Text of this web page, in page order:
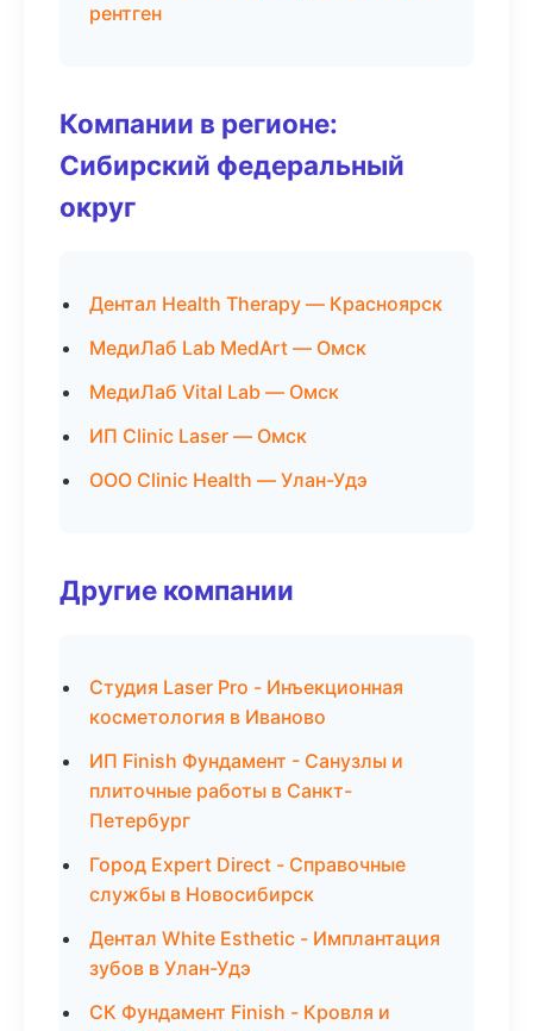
рентген
Компании в регионе:
Сибирский федеральный
округ
Дентал Health Therapy — Красноярск
МедиЛаб Lab MedArt — Омск
МедиЛаб Vital Lab — Омск
ИП Clinic Laser — Омск
ООО Clinic Health — Улан-Удэ
Другие компании
Студия Laser Pro - Инъекционная
косметология в Иваново
ИП Finish Фундамент - Санузлы и
плиточные работы в Санкт-
Петербург
Город Expert Direct - Справочные
службы в Новосибирск
Дентал White Esthetic - Имплантация
зубов в Улан-Удэ
СК Фундамент Finish - Кровля и